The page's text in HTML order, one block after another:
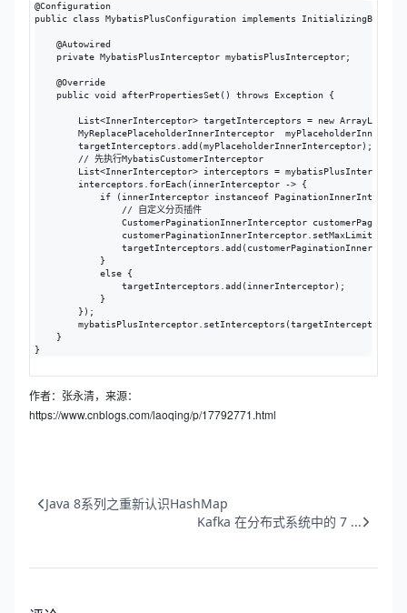
@Configuration
public class MybatisPlusConfiguration implements InitializingBean {
    @Autowired
    private MybatisPlusInterceptor mybatisPlusInterceptor;
    @Override
    public void afterPropertiesSet() throws Exception {
List<InnerInterceptor> targetInterceptors = new
MyReplacePlaceholderInnerInterceptor
        targetInterceptors.add(myPlaceholderInnerInterceptor);
        // 先执行MybatisCustomerInterceptor
List<InnerInterceptor> interceptors =
        interceptors.forEach(innerInterceptor -> {
if (innerInterceptor instanceof
                // 自定义分页插件
CustomerPaginationInnerInterceptor
            }
            else {
                targetInterceptors.add(innerInterceptor);
            }
        });
        mybatisPlusInterceptor.setInterceptors(targetInterceptors);
    }
}
作者：张永清，来源：
https://www.cnblogs.com/laoqing/p/17792771.html
Java 8系列之重新认识HashMap
Kafka 在分布式系统中的 7 ...